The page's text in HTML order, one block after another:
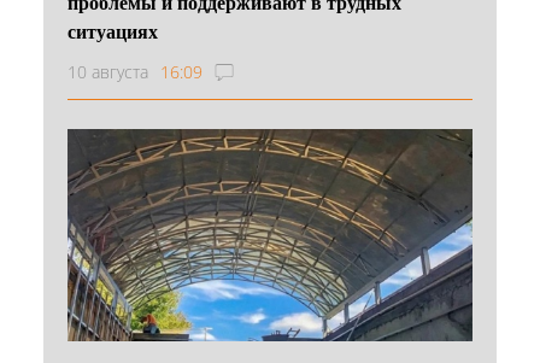
ситуациях
10 августа 16:09